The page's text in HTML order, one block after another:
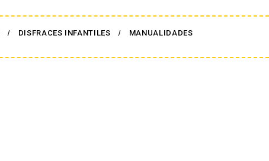
DISFRACES INFANTILES MANUALIDADES